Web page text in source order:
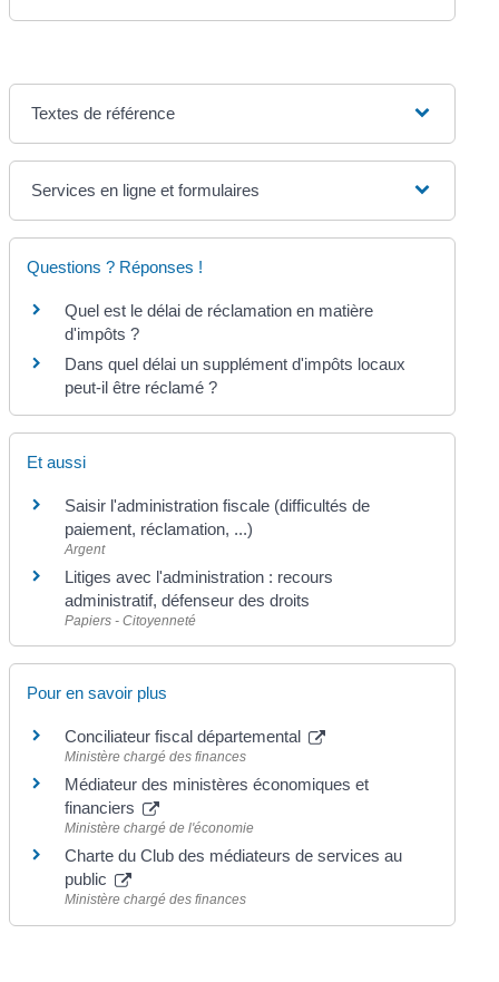
Textes de référence
Services en ligne et formulaires
Questions ? Réponses !
Quel est le délai de réclamation en matière
d'impôts ?
Dans quel délai un supplément d'impôts locaux
peut-il être réclamé ?
Et aussi
Saisir l'administration fiscale (difficultés de
paiement, réclamation, ...)
Argent
Litiges avec l'administration : recours
administratif, défenseur des droits
Papiers - Citoyenneté
Pour en savoir plus
Conciliateur fiscal départemental
Ministère chargé des finances
Médiateur des ministères économiques et
financiers
Ministère chargé de l'économie
Charte du Club des médiateurs de services au
public
Ministère chargé des finances